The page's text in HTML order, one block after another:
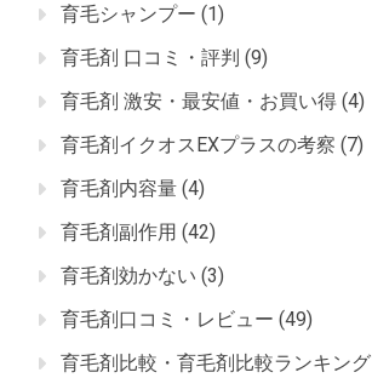
育毛シャンプー (1)
育毛剤 口コミ・評判 (9)
育毛剤 激安・最安値・お買い得 (4)
育毛剤イクオスEXプラスの考察 (7)
育毛剤内容量 (4)
育毛剤副作用 (42)
育毛剤効かない (3)
育毛剤口コミ・レビュー (49)
育毛剤比較・育毛剤比較ランキング